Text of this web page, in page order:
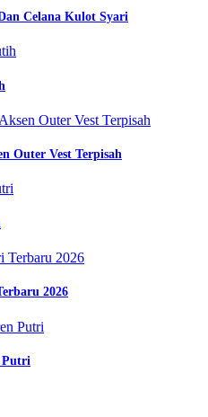
Celana Kulot Syari
Outer Vest Terpisah
2026
Putri